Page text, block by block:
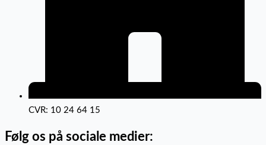
CVR: 10 24 64 15
Følg os på sociale medier: